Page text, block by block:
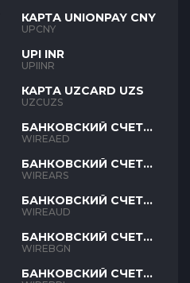
КАРТА UNIONPAY CNY
UPCNY
UPI INR
UPIINR
КАРТА UZCARD UZS
UZCUZS
БАНКОВСКИЙ СЧЕТ
AED
WIREAED
БАНКОВСКИЙ СЧЕТ
ARS
WIREARS
БАНКОВСКИЙ СЧЕТ
AUD
WIREAUD
БАНКОВСКИЙ СЧЕТ
BGN
WIREBGN
БАНКОВСКИЙ СЧЕТ